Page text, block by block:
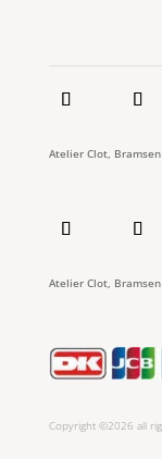
Atelier Clot,
Atelier Clot,
Copyright ©2026 all